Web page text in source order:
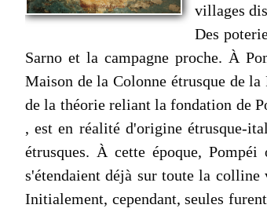
villages
Des
Sarno et la campagne proche. À
Maison de la Colonne étrusque de
de la théorie reliant la fondation de
, est en réalité d'origine étrusque-
étrusques. À cette époque,
s'étendaient déjà sur toute la colline
Initialement, cependant, seules